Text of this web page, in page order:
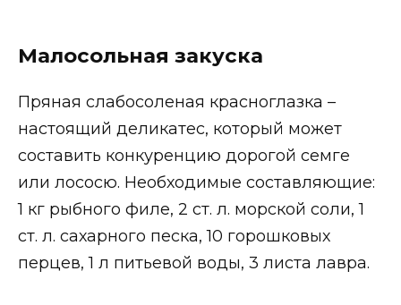
Малосольная закуска
Пряная слабосоленая красноглазка –
настоящий деликатес, который может
составить конкуренцию дорогой семге
или лососю. Необходимые составляющие:
1 кг рыбного филе, 2 ст. л. морской соли, 1
ст. л. сахарного песка, 10 горошковых
перцев, 1 л питьевой воды, 3 листа лавра.